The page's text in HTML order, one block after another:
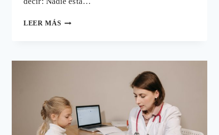
LEER MÁS ¿MARKETING
UNA
GRIPE
AVIAR?